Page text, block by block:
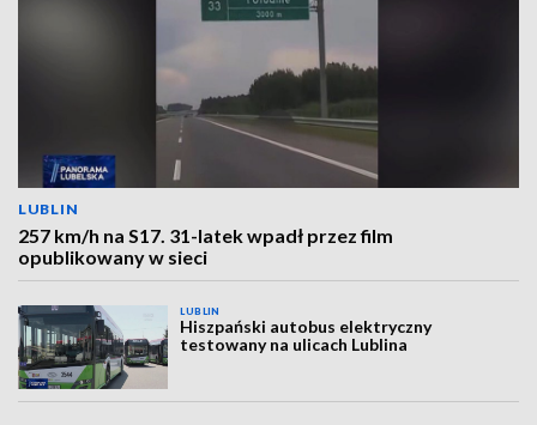
LUBLIN
257 km/h na S17. 31-latek wpadł przez film
opublikowany w sieci
LUBLIN
Hiszpański autobus elektryczny
testowany na ulicach Lublina